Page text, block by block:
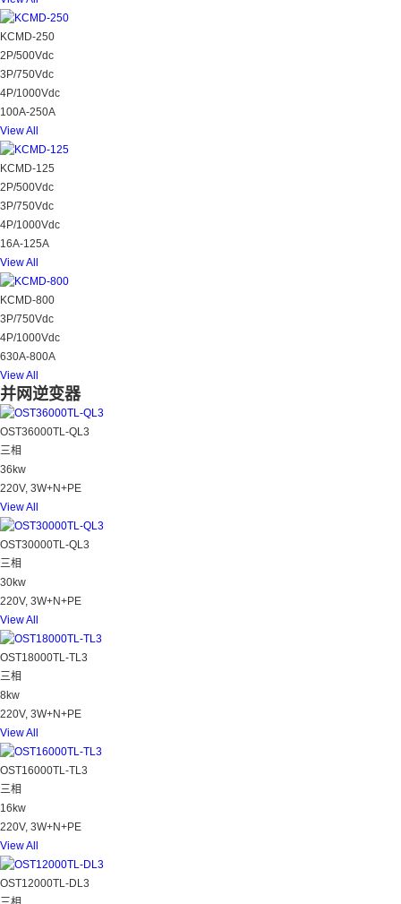
KCMD-250
2P/500Vdc
3P/750Vdc
4P/1000Vdc
100A-250A
View All
KCMD-125
2P/500Vdc
3P/750Vdc
4P/1000Vdc
16A-125A
View All
KCMD-800
3P/750Vdc
4P/1000Vdc
630A-800A
View All
并网逆变器
OST36000TL-QL3
三相
36kw
220V, 3W+N+PE
View All
OST30000TL-QL3
三相
30kw
220V, 3W+N+PE
View All
OST18000TL-TL3
三相
8kw
220V, 3W+N+PE
View All
OST16000TL-TL3
三相
16kw
220V, 3W+N+PE
View All
OST12000TL-DL3